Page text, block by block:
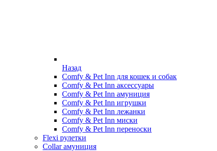
Назад
Comfy & Pet Inn для кошек и собак
Comfy & Pet Inn аксессуары
Comfy & Pet Inn амуниция
Comfy & Pet Inn игрушки
Comfy & Pet Inn лежанки
Comfy & Pet Inn миски
Comfy & Pet Inn переноски
Flexi рулетки
Collar амуниция